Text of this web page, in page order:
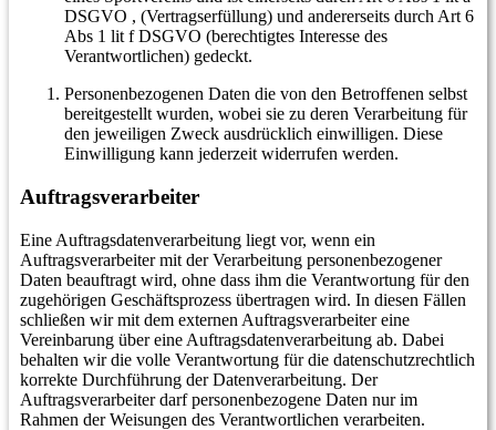
DSGVO , (Vertragserfüllung) und andererseits durch Art 6
Abs 1 lit f DSGVO (berechtigtes Interesse des
Verantwortlichen) gedeckt.
Personenbezogenen Daten die von den Betroffenen selbst
bereitgestellt wurden, wobei sie zu deren Verarbeitung für
den jeweiligen Zweck ausdrücklich einwilligen. Diese
Einwilligung kann jederzeit widerrufen werden.
Auftragsverarbeiter
Eine Auftragsdatenverarbeitung liegt vor, wenn ein
Auftragsverarbeiter mit der Verarbeitung personenbezogener
Daten beauftragt wird, ohne dass ihm die Verantwortung für den
zugehörigen Geschäftsprozess übertragen wird. In diesen Fällen
schließen wir mit dem externen Auftragsverarbeiter eine
Vereinbarung über eine Auftragsdatenverarbeitung ab. Dabei
behalten wir die volle Verantwortung für die datenschutzrechtlich
korrekte Durchführung der Datenverarbeitung. Der
Auftragsverarbeiter darf personenbezogene Daten nur im
Rahmen der Weisungen des Verantwortlichen verarbeiten.